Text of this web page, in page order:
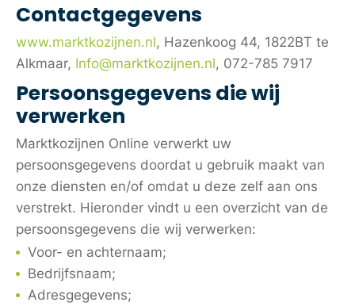
Contactgegevens
www.marktkozijnen.nl, Hazenkoog 44, 1822BT te
Alkmaar, Info@marktkozijnen.nl, 072-785 7917
Persoonsgegevens die wij
verwerken
Marktkozijnen Online verwerkt uw
persoonsgegevens doordat u gebruik maakt van
onze diensten en/of omdat u deze zelf aan ons
verstrekt. Hieronder vindt u een overzicht van de
persoonsgegevens die wij verwerken:
Voor- en achternaam;
Bedrijfsnaam;
Adresgegevens;